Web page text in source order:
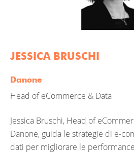
JESSICA BRUSCHI
Danone
Head of eCommerce & Data
Jessica Bruschi, Head of
Danone, guida le strategie di e-
dati per migliorare le